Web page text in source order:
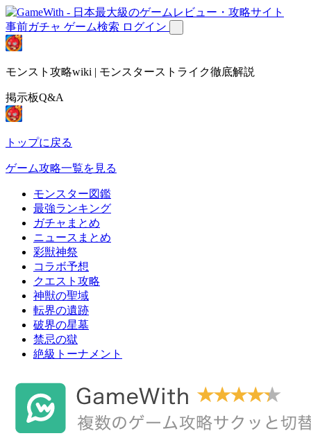
事前ガチャ ゲーム検索 ログイン
モンスト攻略wiki | モンスターストライク徹底解説
掲示板Q&A
トップに戻る
ゲーム攻略一覧を見る
モンスター図鑑
最強ランキング
ガチャまとめ
ニュースまとめ
彩獣神祭
コラボ予想
クエスト攻略
神獣の聖域
転界の遺跡
破界の星墓
禁忌の獄
絶級トーナメント